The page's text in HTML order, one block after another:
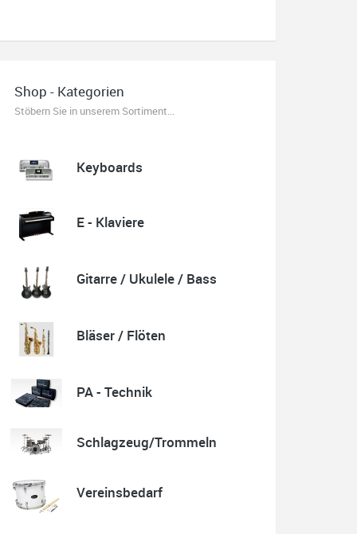
Habe mir heute eine E-Gitarre und einen Amp gekauft.
Erstklassige Beratung vom Chef. Hier fühlt man sich
aufgehoben. Finger weg vom Internet. Kauft beim
Fachmann zu guten Konditionen. Es zahlt sich aus.
Quelle: Google-Rezension
Korrespondenz, Kommunikation und Verkauf top.
Abholung der Ware reibungslos.
Sehr zu empfehlen....
auch nah!
Shop - Kategorien
Stöbern Sie in unserem Sortiment...
Keyboards
E - Klaviere
Gitarre / Ukulele / Bass
Bläser / Flöten
PA - Technik
Schlagzeug/Trommeln
Vereinsbedarf